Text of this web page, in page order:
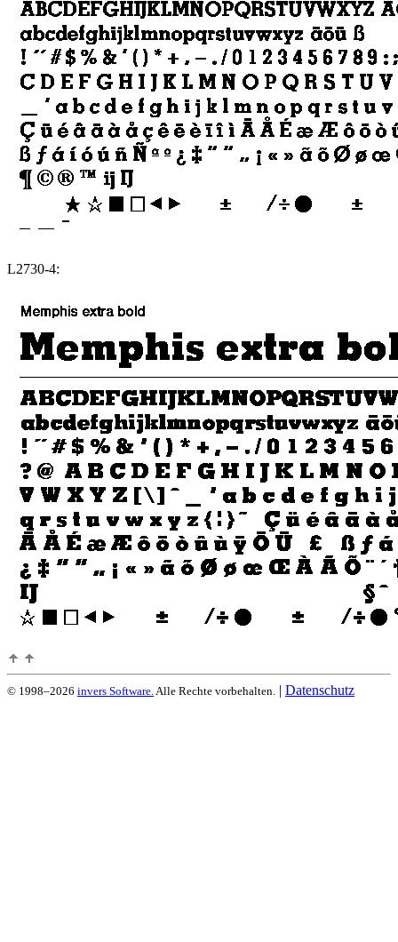
L2730-4:
© 1998–2026 invers Software. Alle Rechte vorbehalten. | Datenschutz